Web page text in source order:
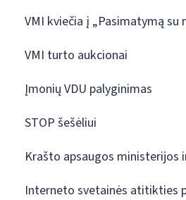
VMI kviečia į „Pasimatymą su
VMI turto aukcionai
Įmonių VDU palyginimas
STOP šešėliui
Krašto apsaugos ministerijos
Interneto svetainės atitikties